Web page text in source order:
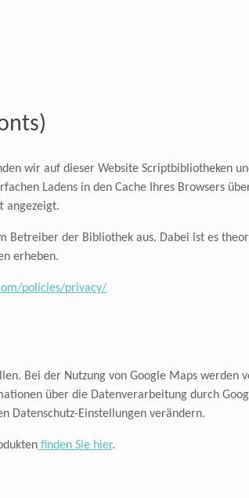
wir auf dieser Website Scriptbibliotheken
Ladens in den Cache Ihres Browsers
angezeigt.
Betreiber der Bibliothek aus. Dabei ist es
erheben.
policies/privacy/
Bei der Nutzung von Google Maps werden
über die Datenverarbeitung durch
Datenschutz-Einstellungen verändern.
finden Sie hier.